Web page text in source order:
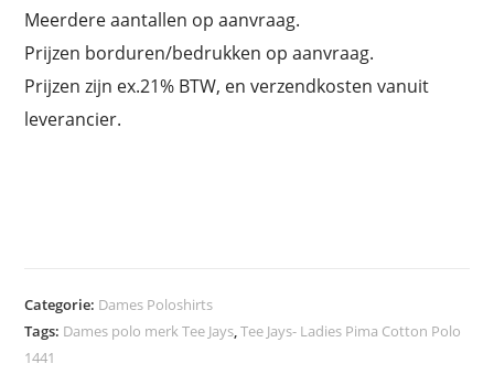
Meerdere aantallen op aanvraag.
Prijzen borduren/bedrukken op aanvraag.
Prijzen zijn ex.21% BTW, en verzendkosten vanuit
leverancier.
Categorie: Dames Poloshirts
Tags: Dames polo merk Tee Jays,Tee Jays- Ladies Pima Cotton Polo
1441